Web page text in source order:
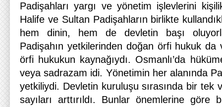
Padişahları yargı ve yönetim işlevlerini
Halife ve Sultan Padişahların birlikte
hem dinin, hem de devletin başı
Padişahın yetkilerinden doğan örfi hukuk da
örfi hukukun kaynağıydı. Osmanlı’da
veya sadrazam idi. Yönetimin her alanında
yetkiliydi. Devletin kuruluşu sırasında bir tek
sayıları arttırıldı. Bunlar önemlerine göre